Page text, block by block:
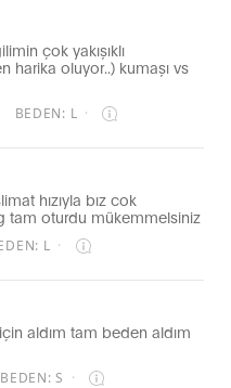
çok yakışıklı
harika oluyor..) kumaşı vs
BEDEN: L ·
hızıyla bız cok
tam oturdu mükemmelsiniz
L ·
aldım tam beden aldım
BEDEN: S ·